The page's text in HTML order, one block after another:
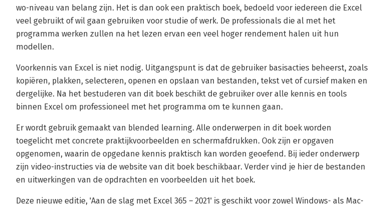
wo-niveau van belang zijn. Het is dan ook een praktisch boek, bedoeld voor iedereen die Excel
veel gebruikt of wil gaan gebruiken voor studie of werk. De professionals die al met het
programma werken zullen na het lezen ervan een veel hoger rendement halen uit hun
modellen.
Voorkennis van Excel is niet nodig. Uitgangspunt is dat de gebruiker basisacties beheerst, zoals
kopiëren, plakken, selecteren, openen en opslaan van bestanden, tekst vet of cursief maken en
dergelijke. Na het bestuderen van dit boek beschikt de gebruiker over alle kennis en tools
binnen Excel om professioneel met het programma om te kunnen gaan.
Er wordt gebruik gemaakt van blended learning. Alle onderwerpen in dit boek worden
toegelicht met concrete praktijkvoorbeelden en schermafdrukken. Ook zijn er opgaven
opgenomen, waarin de opgedane kennis praktisch kan worden geoefend. Bij ieder onderwerp
zijn video-instructies via de website van dit boek beschikbaar. Verder vind je hier de bestanden
en uitwerkingen van de opdrachten en voorbeelden uit het boek.
Deze nieuwe editie, 'Aan de slag met Excel 365 – 2021' is geschikt voor zowel Windows- als Mac-